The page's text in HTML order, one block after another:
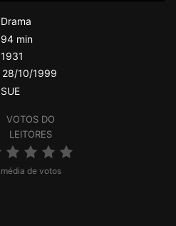
VOTOS DO
LEITORES
média de votos
Drama
94 min
1931
28/10/1999
SUE